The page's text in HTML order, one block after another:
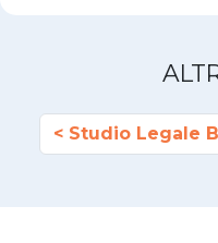
Studio Legale